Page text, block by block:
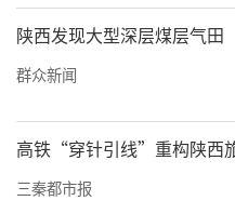
新探索“115N”工作
为引领、1套制度提
为抓手、N个同心联
省、市新的社会阶层
规范》《认定规范》
认定、考核工作，
陕西发现大型深层煤层气田
群众新闻
高铁“穿针引线”重构陕西
三秦都市报